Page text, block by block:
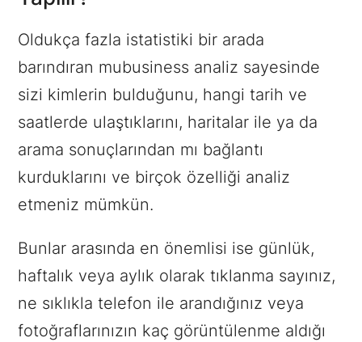
Oldukça fazla istatistiki bir arada
barındıran mubusiness analiz sayesinde
sizi kimlerin bulduğunu, hangi tarih ve
saatlerde ulaştıklarını, haritalar ile ya da
arama sonuçlarından mı bağlantı
kurduklarını ve birçok özelliği analiz
etmeniz mümkün.
Bunlar arasında en önemlisi ise günlük,
haftalık veya aylık olarak tıklanma sayınız,
ne sıklıkla telefon ile arandığınız veya
fotoğraflarınızın kaç görüntülenme aldığı